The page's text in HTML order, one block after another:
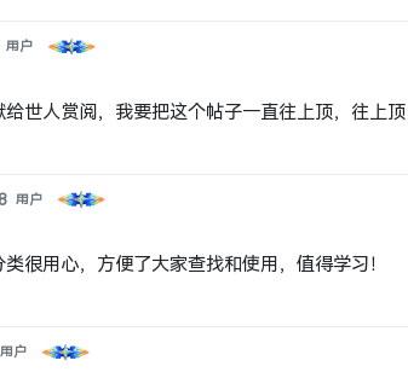
用户
世人赏阅，我要把这个帖子一直往上顶，往上顶
用户
很用心，方便了大家查找和使用，值得学习！
用户